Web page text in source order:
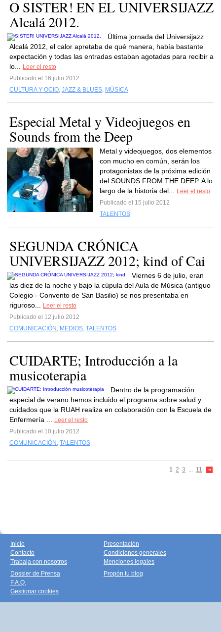
O SISTER! EN EL UNIVERSIJAZZ
Alcalá 2012.
Última jornada del Universijazz
Alcalá 2012, el calor apretaba de qué manera, había bastante
expectación y todas las entradas estaban agotadas para recibir a
lo...
Leer el resto
Publicado el 16 julio 2012
CULTURA Y OCIO, JAZZ & BLUES, MÚSICA
Especial Metal y Videojuegos en
Sounds from the Deep
Metal y videojuegos, dos elementos
con mucho en común, serán los
protagonistas de la próxima edición
del SOUNDS FROM THE DEEP. A lo
largo de la historia del...
Leer el resto
Publicado el 15 julio 2012
TALENTOS
SEGUNDA CRÓNICA
UNIVERSIJAZZ 2012; kind of Cai
Viernes 6 de julio, eran
las diez de la noche y bajo la cúpula del Aula de Música (antiguo
Colegio - Convento de San Basilio) se nos presentaba en
riguroso...
Leer el resto
Publicado el 12 julio 2012
COMUNICACIÓN , MEDIOS, TALENTOS
CUIDARTE; Introducción a la
musicoterapia
Dentro de la programación
especial de verano hemos incluido el programa sobre salud y
cuidados que la RUAH realiza en colaboración con la Escuela de
Enfermería ...
Leer el resto
Publicado el 10 julio 2012
COMUNICACIÓN , TALENTOS
1 2 3 ... 11
Inicio
Contacto
Trabaja con nosotros
Presentación
Condiciones generales
Menciones legales
Dossier de Prensa
F.A.Q.
Gestionar cookies
Propón tu blog